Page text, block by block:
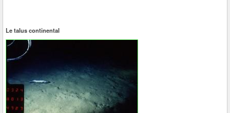
Le talus continental